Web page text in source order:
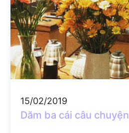
15/02/2019
Dăm ba cái câu chuyện